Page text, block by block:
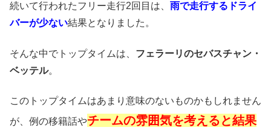
続いて行われたフリー走行2回目は、 雨で走行するドライ
バーが少ない結果となりました。
そんな中でトップタイムは、 フェラーリのセバスチャン・
ベッテル。
このトップタイムはあまり意味のないものかもしれません
が、例の移籍話やチームの雰囲気を考えると結果